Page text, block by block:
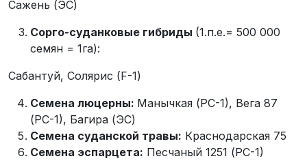
Сажень (ЭС)
Сорго-суданковые гибриды (1.п.е.= 500 000
семян = 1га):
Сабантуй, Солярис (F-1)
Семена люцерны: Манычкая (РС-1), Вега 87
(РС-1), Багира (ЭС)
Семена суданской травы: Краснодарская 75
Семена эспарцета: Песчаный 1251 (РС-1)